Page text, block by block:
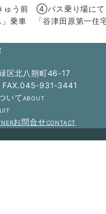
ゅう前 ④バス乗り場にて
」乗車 「谷津田原第一
区北八朔町46-17
931-3441
いて ABOUT
お問合せCONTACT